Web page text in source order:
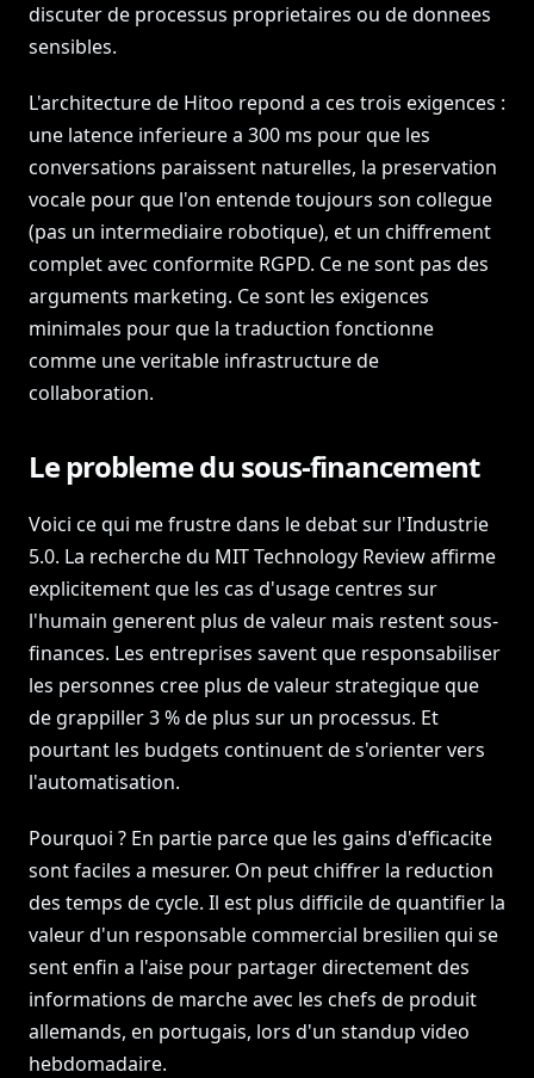
discuter de processus proprietaires ou de donnees
sensibles.
L'architecture de Hitoo repond a ces trois exigences :
une latence inferieure a 300 ms pour que les
conversations paraissent naturelles, la preservation
vocale pour que l'on entende toujours son collegue
(pas un intermediaire robotique), et un chiffrement
complet avec conformite RGPD. Ce ne sont pas des
arguments marketing. Ce sont les exigences
minimales pour que la traduction fonctionne
comme une veritable infrastructure de
collaboration.
Le probleme du sous-financement
Voici ce qui me frustre dans le debat sur l'Industrie
5.0. La recherche du MIT Technology Review affirme
explicitement que les cas d'usage centres sur
l'humain generent plus de valeur mais restent sous-
finances. Les entreprises savent que responsabiliser
les personnes cree plus de valeur strategique que
de grappiller 3 % de plus sur un processus. Et
pourtant les budgets continuent de s'orienter vers
l'automatisation.
Pourquoi ? En partie parce que les gains d'efficacite
sont faciles a mesurer. On peut chiffrer la reduction
des temps de cycle. Il est plus difficile de quantifier la
valeur d'un responsable commercial bresilien qui se
sent enfin a l'aise pour partager directement des
informations de marche avec les chefs de produit
allemands, en portugais, lors d'un standup video
hebdomadaire.